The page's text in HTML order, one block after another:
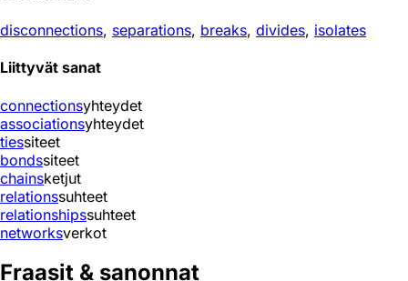
disconnections, separations, breaks, divides, isolates
Liittyvät sanat
connectionsyhteydet
associationsyhteydet
tiessiteet
bondssiteet
chainsketjut
relationssuhteet
relationshipssuhteet
networksverkot
Fraasit & sanonnat